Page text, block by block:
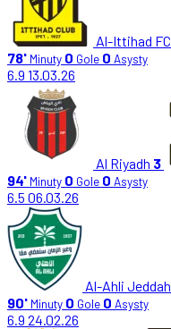
Al-Ittihad FC
78' Minuty 0 Gole 0 Asysty
6.9 13.03.26
Al Riyadh 3
94' Minuty 0 Gole 0 Asysty
6.5 06.03.26
Al-Ahli Jeddah
90' Minuty 0 Gole 0 Asysty
6.9 24.02.26